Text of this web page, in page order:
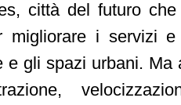
città del futuro
migliorare i servizi
e gli spazi urbani. Ma